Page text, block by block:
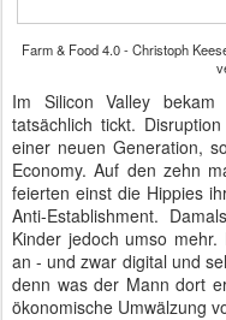
Farm & Food 4.0 - Christoph
Im Silicon Valley
tatsächlich tickt.
einer neuen Generation,
Economy. Auf den zehn
feierten einst die Hippies
Anti-Establishment.
Kinder jedoch umso
an - und zwar digital und
denn was der Mann dort
ökonomische Umwälzung